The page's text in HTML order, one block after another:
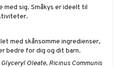
med sig. Småkys er ideelt til
med skånsomme ingredienser,
bedre for dig og dit barn.
Oleate, Ricinus Communis